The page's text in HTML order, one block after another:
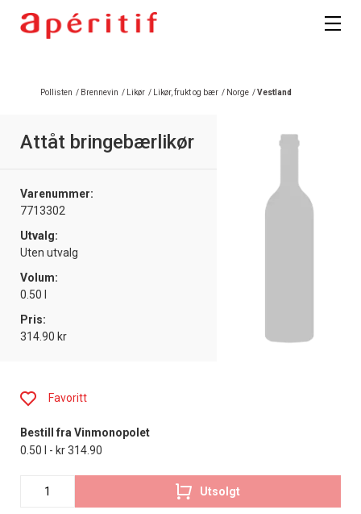
Pollisten / Brennevin / Likør / Likør, frukt og bær / Norge /Vestland
Attåt bringebærlikør
Varenummer:
7713302
Utvalg:
Uten utvalg
Volum:
0.50 l
Pris:
314.90 kr
Favoritt
Bestill fra Vinmonopolet
0.50 l - kr 314.90
Utsolgt